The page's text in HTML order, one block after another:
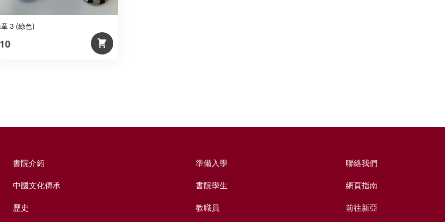
3 (綠色)
書院介紹
中國文化傳承
歷史
準備入學
書院學生
教職員
聯絡我們
網頁指南
前往新亞